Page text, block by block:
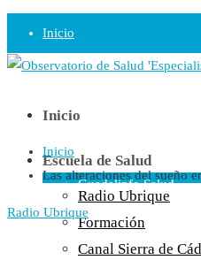
Inicio
Observatorio
Opinión
Radio
Guadalinfo Salud
Radio Guadalete
COPE Pontevedra
Salud en Radio
Inicio
Escuela de Salud
Radio Ubrique
Formación
Canal Sierra de
Inicio
Las alteraciones del sueño
Radio Ubrique